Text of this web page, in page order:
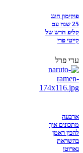
פוקימון חוגג
25 שנה עם
קליפ חדש של
קייטי פרי
עדי פרל
ארבעה
מתכונים איך
להכין ראמן
בהשראת
נארוטו